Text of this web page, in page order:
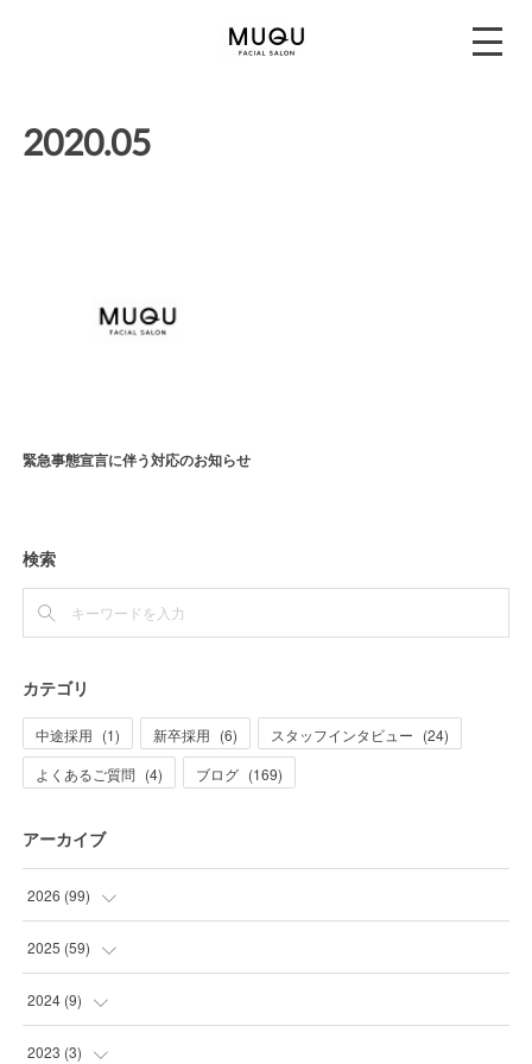
2020.05
緊急事態宣言に伴う対応のお知らせ
検索
カテゴリ
中途採用 (1) 新卒採用 (6) スタッフインタビュー (24)
よくあるご質問 (4) ブログ (169)
アーカイブ
2026 (99)
(20 )
( 21
(
2025 (59)
( )
( )
2024(9)
( )
2023 (3)